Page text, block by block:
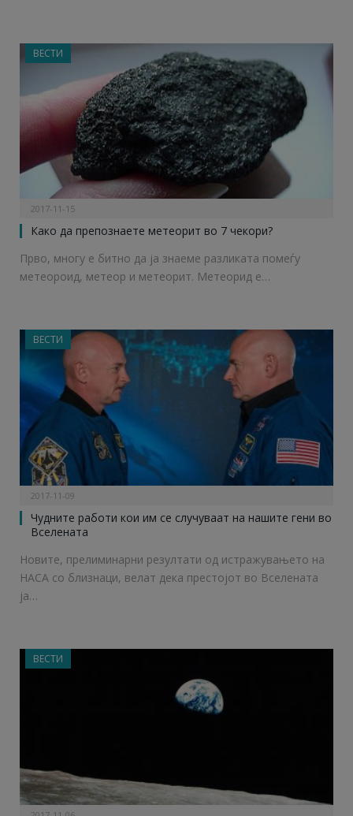
ВЕСТИ
2017-11-15
Како да препознаете метеорит во 7 чекори?
Прво, многу е битно да ја знаеме разликата помеѓу
метеороид, метеор и метеорит. Метеорид е…
ВЕСТИ
2017-11-09
Чудните работи кои им се случуваат на нашите гени во
Вселената
Новите, прелиминарни резултати од истражувањето на
НАСА со близнаци, велат дека престојот во Вселената
ја…
ВЕСТИ